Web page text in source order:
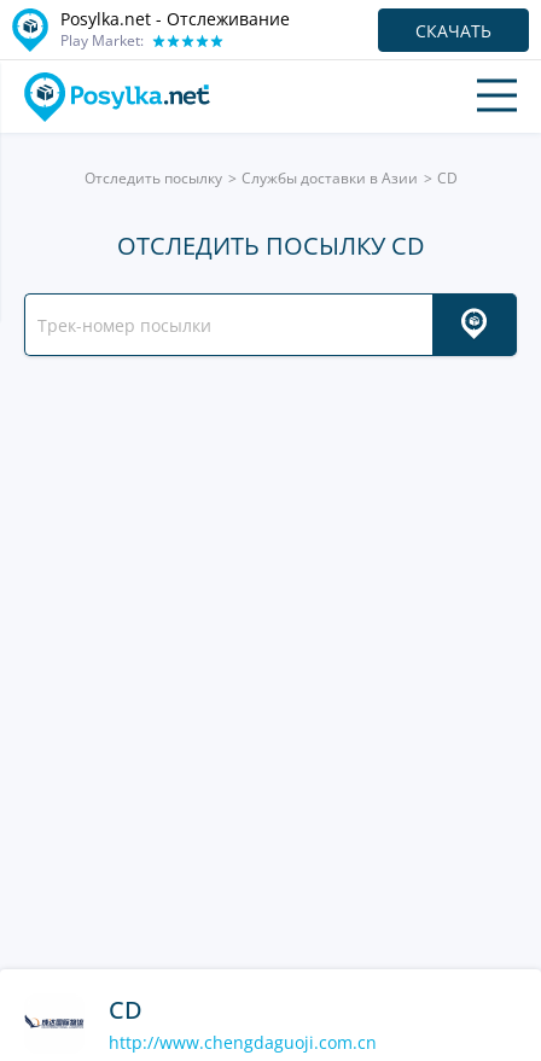
Posylka.net - Отслеживание
Play Market: СКАЧАТЬ
Отследить посылку Службы доставки в Азии CD
ОТСЛЕДИТЬ ПОСЫЛКУ CD
CD
http://www.chengdaguoji.com.cn